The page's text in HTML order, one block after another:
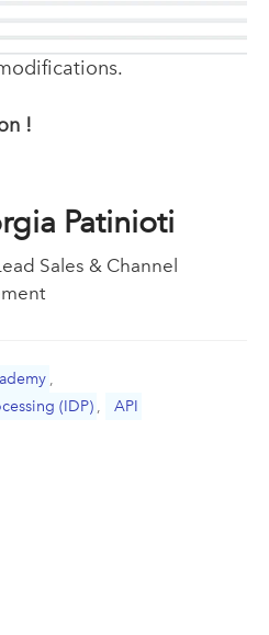
!
Patinioti
Sales & Channel
,
(IDP) , API